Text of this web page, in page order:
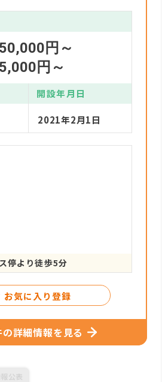
円～
円～
開設年月日
2021年2月1日
停より徒歩5分
お気に入り登録
詳細情報を見る